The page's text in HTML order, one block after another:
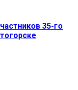
35-го